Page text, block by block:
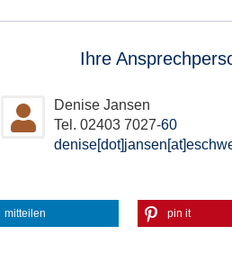
Ihre
Denise Jansen
Tel. 02403 7027-60
mitteilen pin it